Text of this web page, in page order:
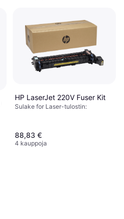
HP LaserJet 220V Fuser Kit
Sulake for Laser-tulostin:
88,83 €
4 kauppoja